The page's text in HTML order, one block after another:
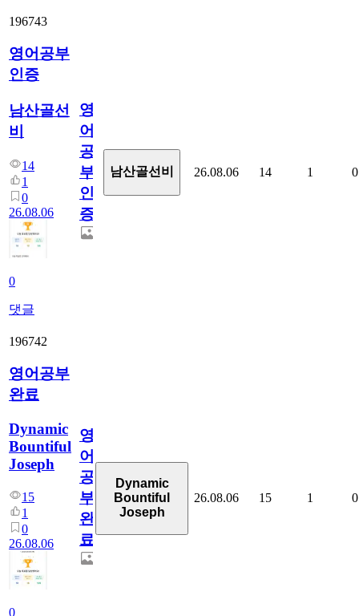
196743
영어공부
인증
남산골선
비
14
1
0
26.08.06
0
댓글
영
어
공
부
인
증
남산골선비 26.08.06 14 1 0
196742
영어공부
완료
Dynamic
Bountiful
Joseph
15
1
0
26.08.06
0
영
어
공
부
완
료
Dynamic
Bountiful
Joseph
26.08.06 15 1 0